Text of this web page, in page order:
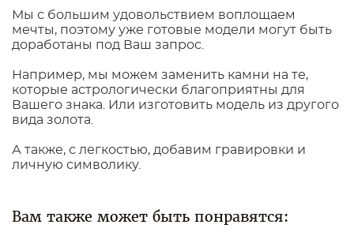
Мы с большим удовольствием воплощаем
мечты, поэтому уже готовые модели могут быть
доработаны под Ваш запрос.
Например, мы можем заменить камни на те,
которые астрологически благоприятны для
Вашего знака. Или изготовить модель из другого
вида золота.
А также, с легкостью, добавим гравировки и
личную символику.
Вам также может быть понравятся: